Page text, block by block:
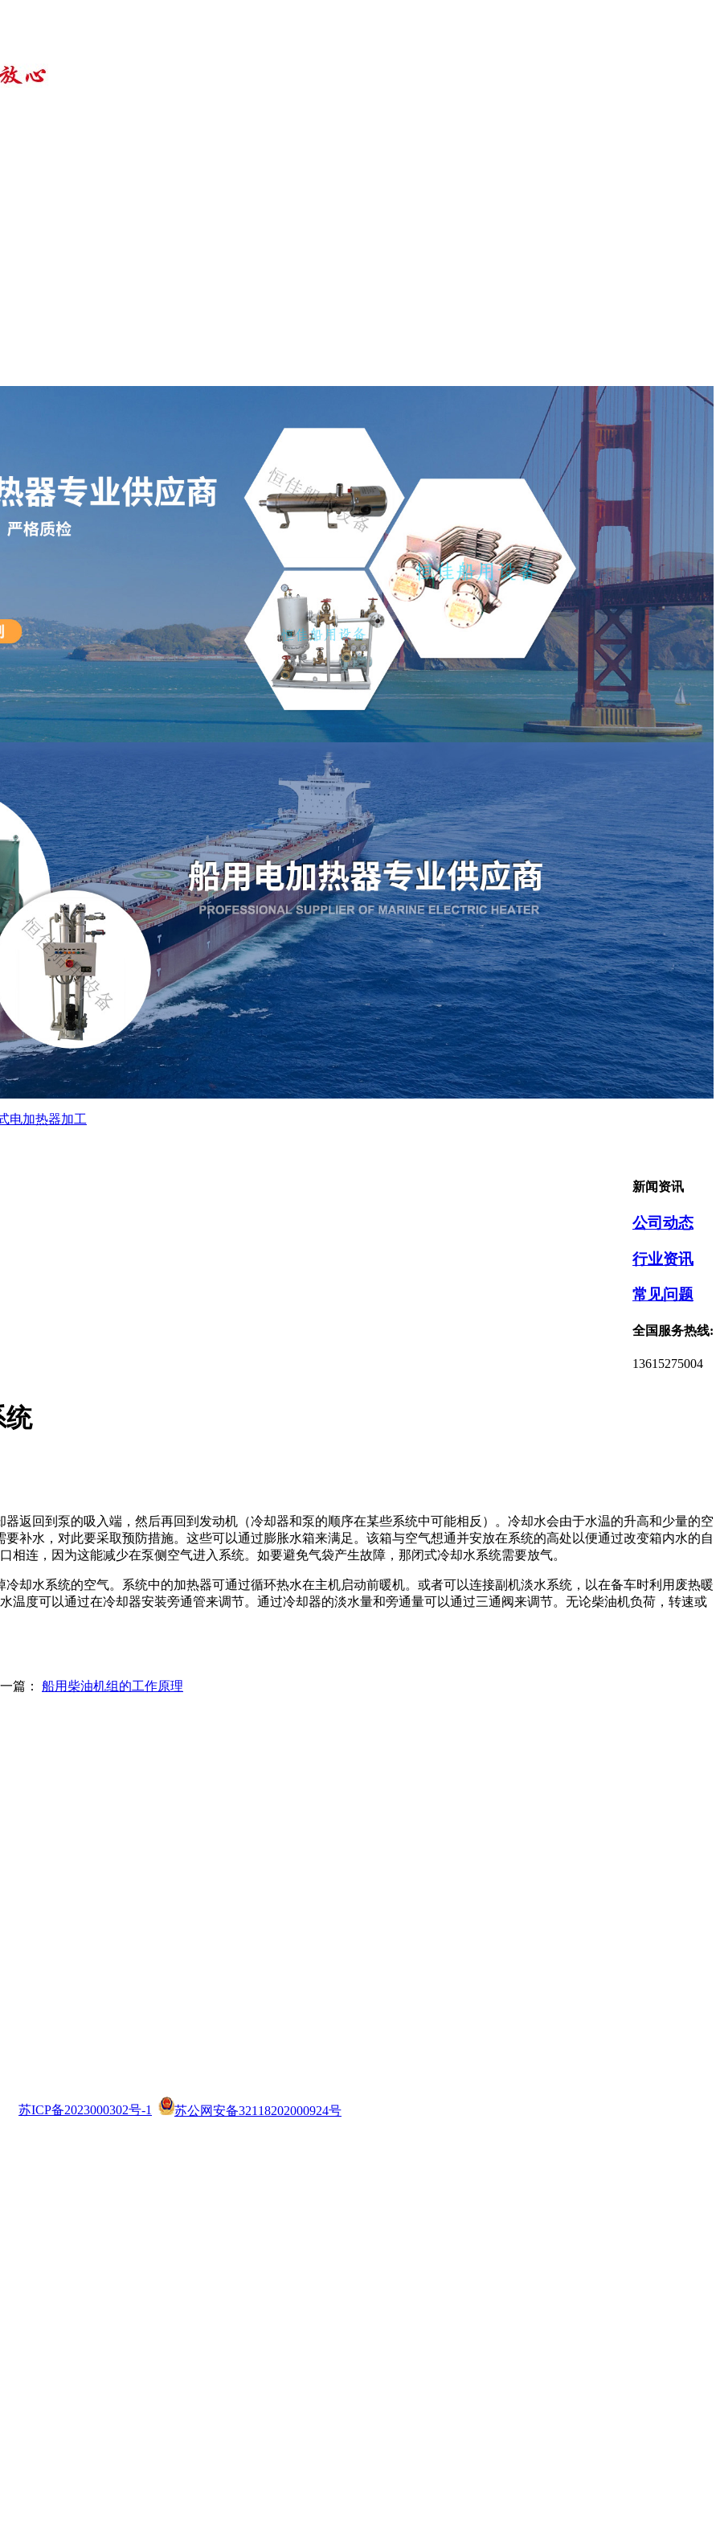
电加热器加工
新闻资讯
公司动态
行业资讯
常见问题
全国服务热线:
13615275004
统
返回到泵的吸入端，然后再回到发动机（冷却器和泵的顺序在某些系统中可能相反）。冷却水会由于水温的升高和少量的空
补水，对此要采取预防措施。这些可以通过膨胀水箱来满足。该箱与空气想通并安放在系统的高处以便通过改变箱内水的自
连，因为这能减少在泵侧空气进入系统。如要避免气袋产生故障，那闭式冷却水系统需要放气。
却水系统的空气。系统中的加热器可通过循环热水在主机启动前暖机。或者可以连接副机淡水系统，以在备车时利用废热暖
度可以通过在冷却器安装旁通管来调节。通过冷却器的淡水量和旁通量可以通过三通阀来调节。无论柴油机负荷，转速或
篇： 船用柴油机组的工作原理
苏ICP备2023000302号-1 苏公网安备32118202000924号